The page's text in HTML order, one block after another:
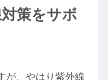
策をサボ
が、やはり紫外線